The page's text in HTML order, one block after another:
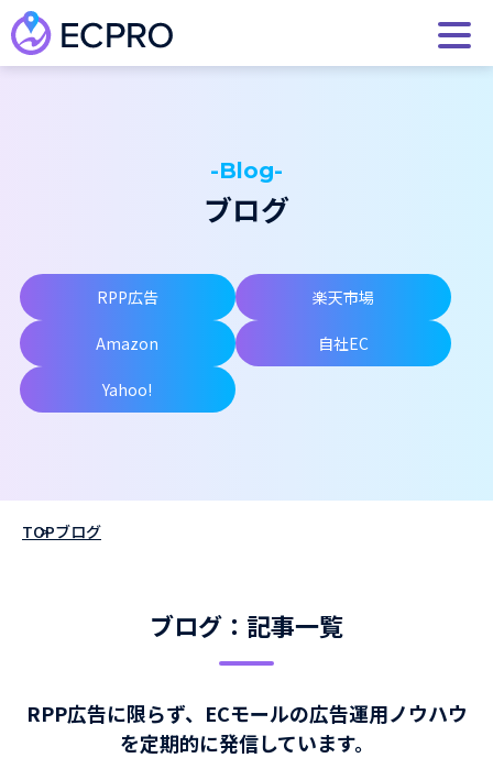
-Blog-
ブログ
RPP広告 楽天市場
Amazon 自社EC
Yahoo!
TOPブログ
ブログ：記事一覧
RPP広告に限らず、ECモールの広告運用ノウハウ
を定期的に発信しています。